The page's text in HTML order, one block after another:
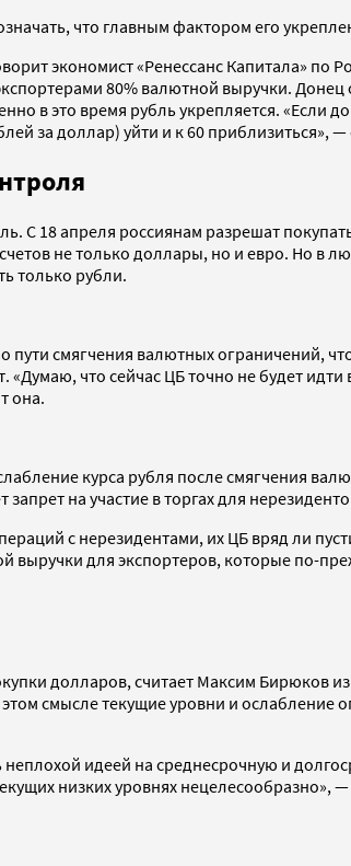
что главным фактором его
экономист «Ренессанс Капитала» по
80% валютной выручки.
в это время рубль укрепляется. «Если
за доллар) уйти и к 60 приблизиться», —
18 апреля россиянам разрешат
не только доллары, но и евро. Но в
только рубли.
смягчения валютных ограничений,
что сейчас ЦБ точно не будет идти
она.
курса рубля после смягчения
на участие в торгах для
с нерезидентами, их ЦБ вряд ли
выручки для экспортеров, которые по-
долларов, считает Максим Бирюков
смысле текущие уровни и ослабление
идеей на среднесрочную и
низких уровнях нецелесообразно»,